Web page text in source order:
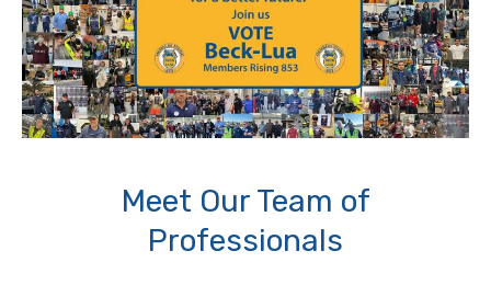
Meet Our Team of
Professionals